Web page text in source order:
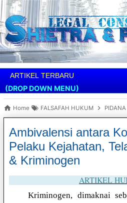
(DROP DOWN MENU)
Home FALSAFAH HUKUM PIDANA
Ambivalensi antara
Pelaku Kejahatan,
& Kriminogen
ARTIKEL
Kriminogen, dimaknai